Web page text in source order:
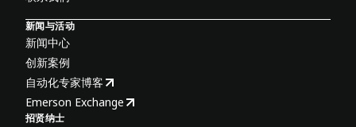
新闻与活动
新闻中心
创新案例
自动化专家博客
Emerson Exchange
招贤纳士